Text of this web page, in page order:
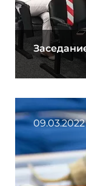
09.03.2022